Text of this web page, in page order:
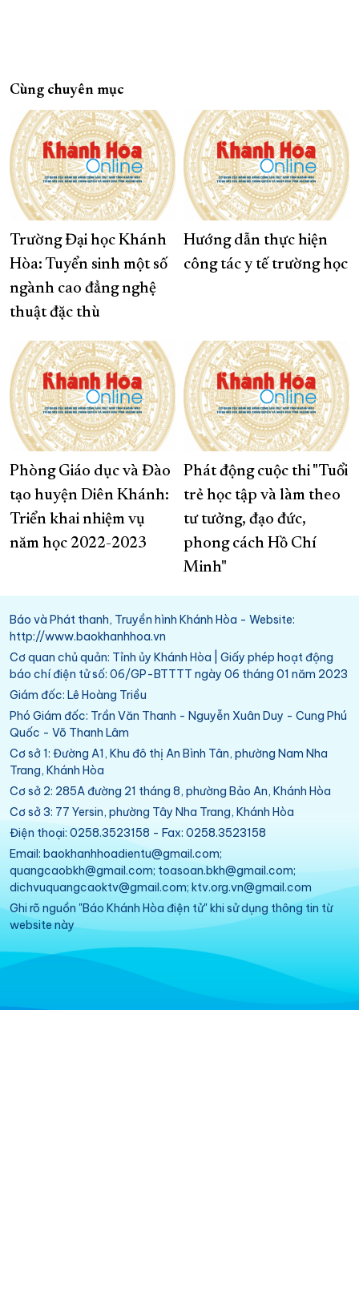
Cùng chuyên mục
Trường Đại học Khánh
Hòa: Tuyển sinh một số
ngành cao đẳng nghệ
thuật đặc thù
Hướng dẫn thực hiện
công tác y tế trường học
Phòng Giáo dục và Đào
tạo huyện Diên Khánh:
Triển khai nhiệm vụ
năm học 2022-2023
Phát động cuộc thi "Tuổi
trẻ học tập và làm theo
tư tưởng, đạo đức,
phong cách Hồ Chí
Minh"
Báo và Phát thanh, Truyền hình Khánh Hòa - Website:
http://www.baokhanhhoa.vn
Cơ quan chủ quản: Tỉnh ủy Khánh Hòa | Giấy phép hoạt động
báo chí điện tử số: 06/GP-BTTTT ngày 06 tháng 01 năm 2023
Giám đốc: Lê Hoàng Triều
Phó Giám đốc: Trần Văn Thanh - Nguyễn Xuân Duy - Cung Phú
Quốc - Võ Thanh Lâm
Cơ sở 1: Đường A1, Khu đô thị An Bình Tân, phường Nam Nha
Trang, Khánh Hòa
Cơ sở 2: 285A đường 21 tháng 8, phường Bảo An, Khánh Hòa
Cơ sở 3: 77 Yersin, phường Tây Nha Trang, Khánh Hòa
Điện thoại: 0258.3523158 - Fax: 0258.3523158
Email: baokhanhhoadientu@gmail.com;
quangcaobkh@gmail.com; toasoan.bkh@gmail.com;
dichvuquangcaoktv@gmail.com; ktv.org.vn@gmail.com
Ghi rõ nguồn "Báo Khánh Hòa điện tử" khi sử dụng thông tin từ
website này